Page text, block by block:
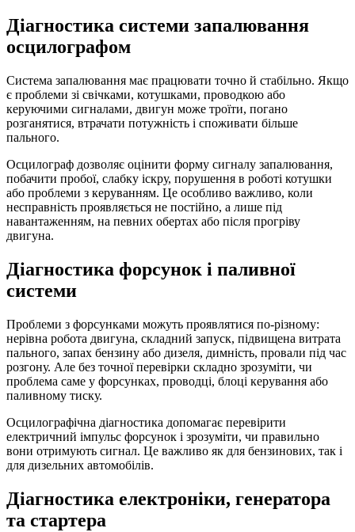
Діагностика системи запалювання
осцилографом
Система запалювання має працювати точно й стабільно. Якщо
є проблеми зі свічками, котушками, проводкою або
керуючими сигналами, двигун може троїти, погано
розганятися, втрачати потужність і споживати більше
пального.
Осцилограф дозволяє оцінити форму сигналу запалювання,
побачити пробої, слабку іскру, порушення в роботі котушки
або проблеми з керуванням. Це особливо важливо, коли
несправність проявляється не постійно, а лише під
навантаженням, на певних обертах або після прогріву
двигуна.
Діагностика форсунок і паливної
системи
Проблеми з форсунками можуть проявлятися по-різному:
нерівна робота двигуна, складний запуск, підвищена витрата
пального, запах бензину або дизеля, димність, провали під час
розгону. Але без точної перевірки складно зрозуміти, чи
проблема саме у форсунках, проводці, блоці керування або
паливному тиску.
Осцилографічна діагностика допомагає перевірити
електричний імпульс форсунок і зрозуміти, чи правильно
вони отримують сигнал. Це важливо як для бензинових, так і
для дизельних автомобілів.
Діагностика електроніки, генератора
та стартера